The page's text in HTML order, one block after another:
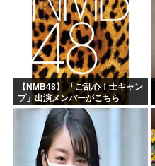
【NMB48】 「ご乱心！士キャン
プ」出演メンバーがこちら